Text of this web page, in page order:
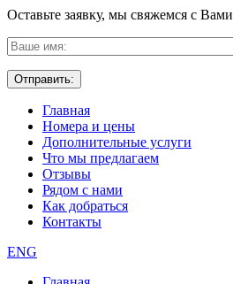
Оставьте заявку, мы свяжемся с Вами
Главная
Номера и цены
Дополнительные услуги
Что мы предлагаем
Отзывы
Рядом с нами
Как добраться
Контакты
ENG